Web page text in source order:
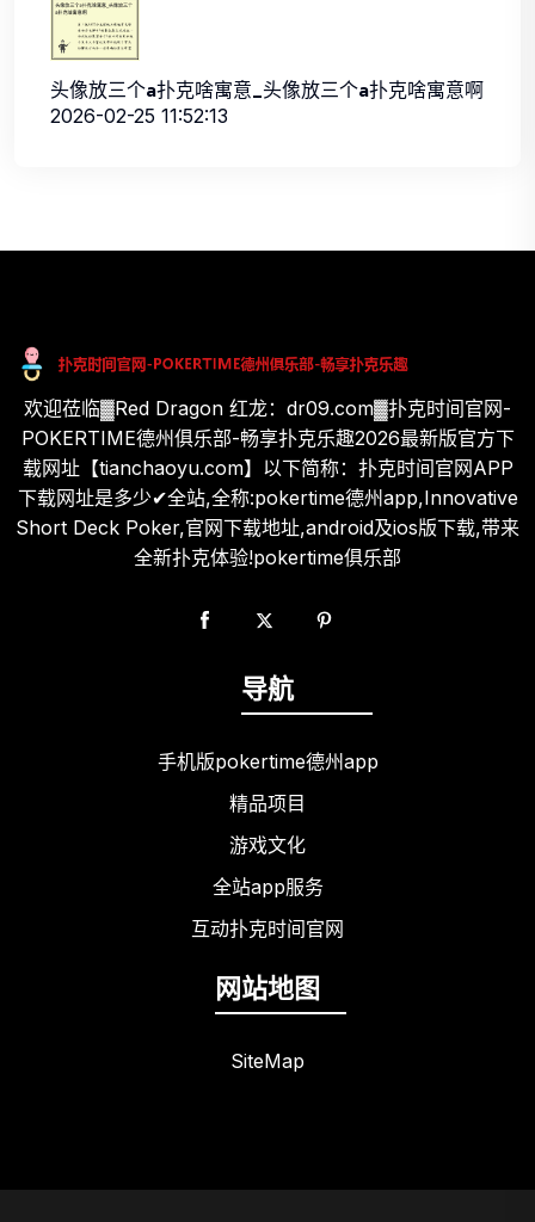
头像放三个a扑克啥寓意_头像放三个a扑克啥寓意啊
2026-02-25 11:52:13
欢迎莅临▓Red Dragon 红龙：dr09.com▓扑克时间官网-
POKERTIME德州俱乐部-畅享扑克乐趣2026最新版官方下
载网址【tianchaoyu.com】以下简称：扑克时间官网APP
下载网址是多少✔全站,全称:pokertime德州app,Innovative
Short Deck Poker,官网下载地址,android及ios版下载,带来
全新扑克体验!pokertime俱乐部
导航
手机版pokertime德州app
精品项目
游戏文化
全站app服务
互动扑克时间官网
网站地图
SiteMap